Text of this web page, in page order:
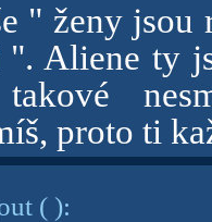
" ženy jsou
Aliene ty
takové
proto ti
( ):